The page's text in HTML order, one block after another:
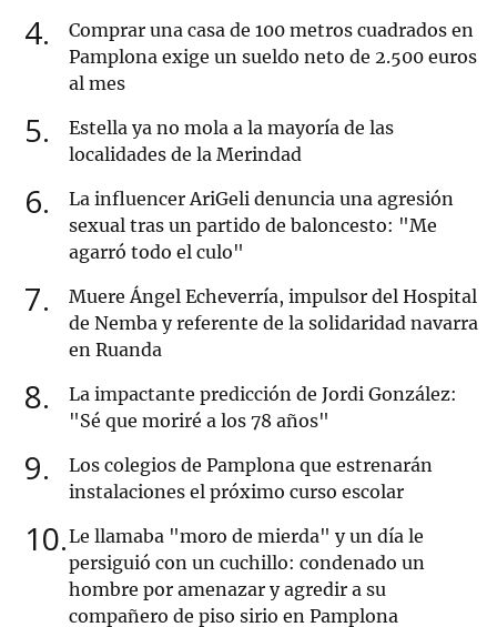
4
Comprar una casa de 100 metros cuadrados en
Pamplona exige un sueldo neto de 2.500 euros
al mes
5
Estella ya no mola a la mayoría de las
localidades de la Merindad
6
La influencer AriGeli denuncia una agresión
sexual tras un partido de baloncesto: "Me
agarró todo el culo"
7
Muere Ángel Echeverría, impulsor del Hospital
de Nemba y referente de la solidaridad navarra
en Ruanda
8
La impactante predicción de Jordi González:
"Sé que moriré a los 78 años"
9
Los colegios de Pamplona que estrenarán
instalaciones el próximo curso escolar
10 Le llamaba "moro de mierda" y un día le
persiguió con un cuchillo: condenado un
hombre por amenazar y agredir a su
compañero de piso sirio en Pamplona